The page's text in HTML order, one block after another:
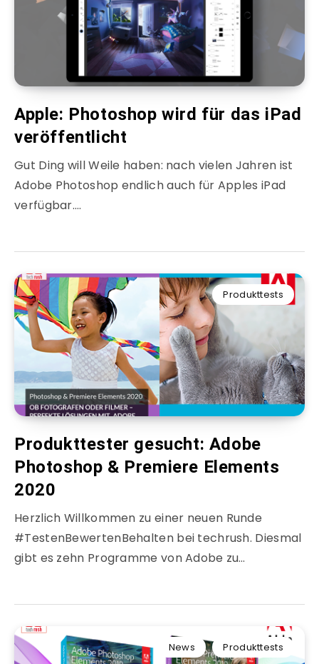
Apple: Photoshop wird für das iPad
veröffentlicht
Gut Ding will Weile haben: nach vielen Jahren ist
Adobe Photoshop endlich auch für Apples iPad
verfügbar….
Produkttests
Produkttester gesucht: Adobe
Photoshop & Premiere Elements
2020
Herzlich Willkommen zu einer neuen Runde
#TestenBewertenBehalten bei techrush. Diesmal
gibt es zehn Programme von Adobe zu…
News Produkttests